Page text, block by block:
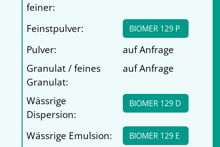
feiner:
Feinstpulver: BIOMER 129 P
Pulver:
auf Anfrage
Granulat / feines
Granulat:
auf Anfrage
Wässrige
Dispersion:
BIOMER 129 D
Wässrige Emulsion: BIOMER 129 E